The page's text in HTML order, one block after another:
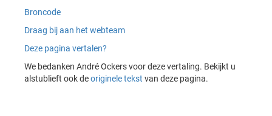
Broncode
Draag bij aan het webteam
Deze pagina vertalen?
We bedanken André Ockers voor deze vertaling. Bekijkt u
alstublieft ook deoriginele tekst van deze pagina.